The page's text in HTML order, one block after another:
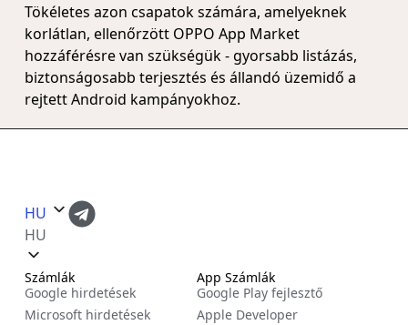
Tökéletes azon csapatok számára, amelyeknek
korlátlan, ellenőrzött OPPO App Market
hozzáférésre van szükségük - gyorsabb listázás,
biztonságosabb terjesztés és állandó üzemidő a
rejtett Android kampányokhoz.
HU
HU
Számlák
Google hirdetések
Microsoft hirdetések
App Számlák
Google Play fejlesztő
Apple Developer